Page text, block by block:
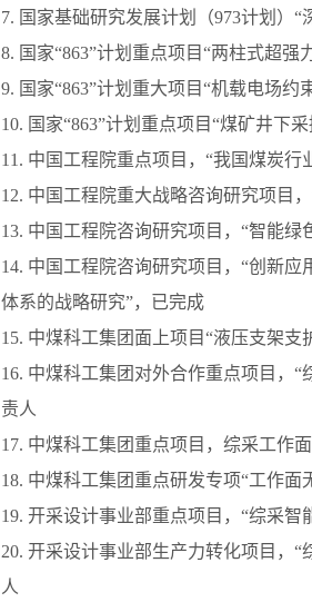
7. 国家基础研究发展计划（973计划）
8. 国家“863”计划重点项目“两柱式超
9. 国家“863”计划重大项目“机载电场
10. 国家“863”计划重点项目“煤矿井下
11. 中国工程院重点项目，“我国煤炭
12. 中国工程院重大战略咨询研究项目
13. 中国工程院咨询研究项目，“智能
14. 中国工程院咨询研究项目，“创新
体系的战略研究”，已完成
15. 中煤科工集团面上项目“液压支架
16. 中煤科工集团对外合作重点项目，
责人
17. 中煤科工集团重点项目，综采工作
18. 中煤科工集团重点研发专项“工作面
19. 开采设计事业部重点项目，“综采
20. 开采设计事业部生产力转化项目，
人